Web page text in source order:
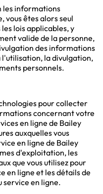
les informations
vous êtes alors seul
lois applicables, y
valide de la personne,
des informations
l'utilisation, la divulgation,
personnels.
pour collecter
concernant votre
en ligne de Bailey
auxquelles vous
en ligne de Bailey
d'exploitation, les
que vous utilisez pour
en ligne et les détails de
service en ligne.